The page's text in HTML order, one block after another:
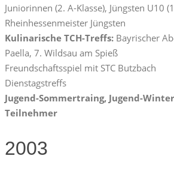
Juniorinnen (2. A-Klasse), Jüngsten U10
Rheinhessenmeister Jüngsten
Kulinarische TCH-Treffs: Bayrischer
Paella, 7. Wildsau am Spieß
Freundschaftsspiel mit STC Butzbach
Dienstagstreffs
Jugend-Sommertraing, Jugend-
Teilnehmer
2003